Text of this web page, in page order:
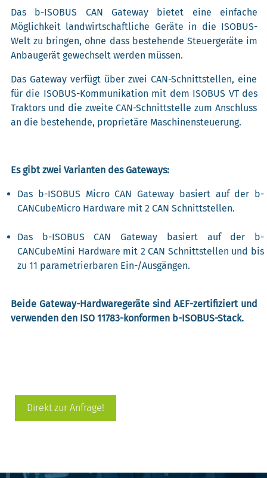
Das b-ISOBUS CAN Gateway bietet eine einfache
Möglichkeit landwirtschaftliche Geräte in die ISOBUS-
Welt zu bringen, ohne dass bestehende Steuergeräte im
Anbaugerät gewechselt werden müssen.
Das Gateway verfügt über zwei CAN-Schnittstellen, eine
für die ISOBUS-Kommunikation mit dem ISOBUS VT des
Traktors und die zweite CAN-Schnittstelle zum Anschluss
an die bestehende, proprietäre Maschinensteuerung.
Es gibt zwei Varianten des Gateways:
Das b-ISOBUS Micro CAN Gateway basiert auf der b-
CANCubeMicro Hardware mit 2 CAN Schnittstellen.
Das b-ISOBUS CAN Gateway basiert auf der b-
CANCubeMini Hardware mit 2 CAN Schnittstellen und bis
zu 11 parametrierbaren Ein-/Ausgängen.
Beide Gateway-Hardwaregeräte sind AEF-zertifiziert und
verwenden den ISO 11783-konformen b-ISOBUS-Stack.
Direkt zur Anfrage!